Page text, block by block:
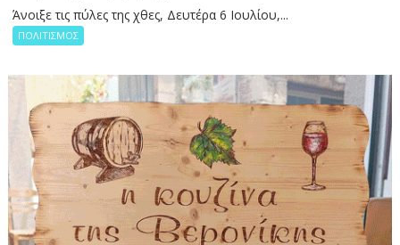
Άνοιξε τις πύλες της χθες, Δευτέρα 6 Ιουλίου,...
ΠΟΛΙΤΙΣΜΟΣ